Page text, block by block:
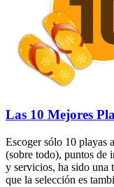
Las 10 Mejores
Escoger sólo 10 playas
(sobre todo), puntos de
y servicios, ha sido una
que la selección es